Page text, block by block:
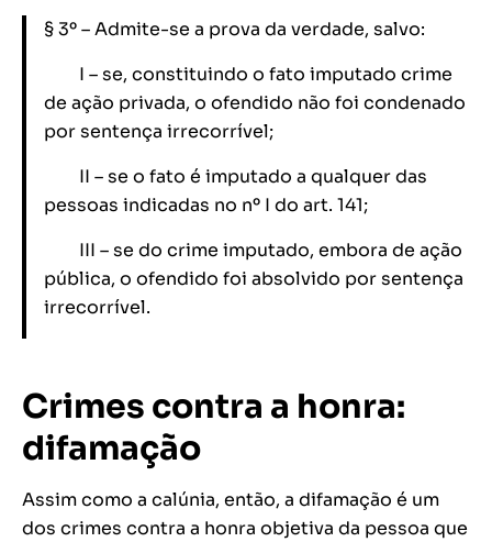
§ 3º – Admite-se a prova da verdade, salvo:
I – se, constituindo o fato imputado crime
de ação privada, o ofendido não foi condenado
por sentença irrecorrível;
II – se o fato é imputado a qualquer das
pessoas indicadas no nº I do art. 141;
III – se do crime imputado, embora de ação
pública, o ofendido foi absolvido por sentença
irrecorrível.
Crimes contra a honra:
difamação
Assim como a calúnia, então, a difamação é um
dos crimes contra a honra objetiva da pessoa que